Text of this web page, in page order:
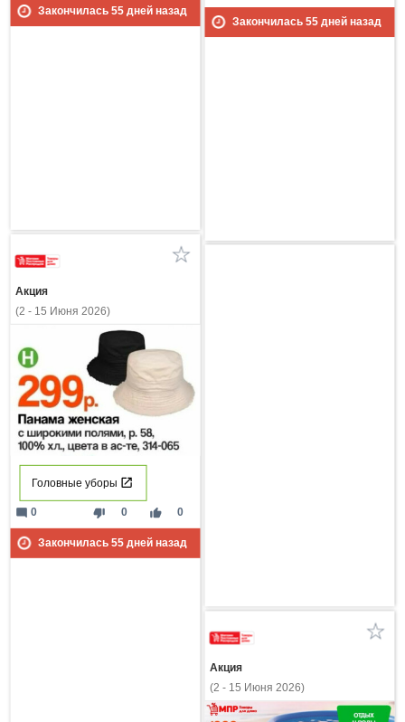
Закончилась 55дней назад
Закончилась 55дней назад
Акция
(2 - 15 Июня 2026)
Головные уборы
thumb_down 0 thumb_up 0
mode_comment 0
Закончилась 55дней назад
Акция
(2 - 15 Июня 2026)